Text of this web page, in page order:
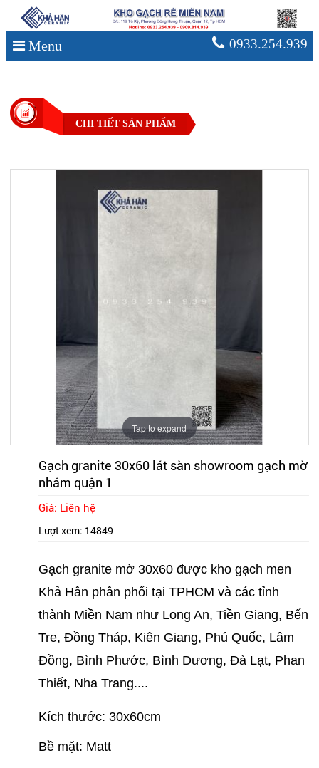
Menu 0933.254.939
CHI TIẾT SẢN PHẨM
Tap to expand
Gạch granite 30x60 lát sàn showroom gạch mờ
nhám quận 1
Giá: Liên hệ
Lượt xem: 14849
Gạch granite mờ 30x60 được kho gạch men
Khả Hân phân phối tại TPHCM và các tỉnh
thành Miền Nam như Long An, Tiền Giang, Bến
Tre, Đồng Tháp, Kiên Giang, Phú Quốc, Lâm
Đồng, Bình Phước, Bình Dương, Đà Lạt, Phan
Thiết, Nha Trang....
Kích thước: 30x60cm
Bề mặt: Matt